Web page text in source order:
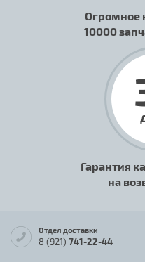
Огромное
10000
Гарантия
на
Отдел доставки
8 (921) 741-22-44